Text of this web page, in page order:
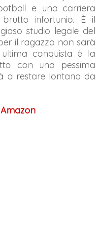
e una carriera
infortunio. È il
studio legale del
il ragazzo non sarà
conquista è la
con una pessima
a restare lontano da